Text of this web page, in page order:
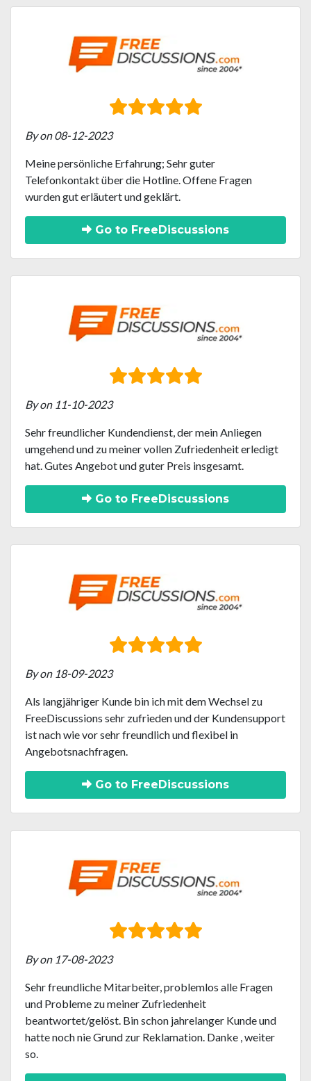
By on 08-12-2023
Meine persönliche Erfahrung; Sehr guter
Telefonkontakt über die Hotline. Offene Fragen
wurden gut erläutert und geklärt.
Go to FreeDiscussions
By on 11-10-2023
Sehr freundlicher Kundendienst, der mein Anliegen
umgehend und zu meiner vollen Zufriedenheit erledigt
hat. Gutes Angebot und guter Preis insgesamt.
Go to FreeDiscussions
By on 18-09-2023
Als langjähriger Kunde bin ich mit dem Wechsel zu
FreeDiscussions sehr zufrieden und der Kundensupport
ist nach wie vor sehr freundlich und flexibel in
Angebotsnachfragen.
Go to FreeDiscussions
By on 17-08-2023
Sehr freundliche Mitarbeiter, problemlos alle Fragen
und Probleme zu meiner Zufriedenheit
beantwortet/gelöst. Bin schon jahrelanger Kunde und
hatte noch nie Grund zur Reklamation. Danke , weiter
so.